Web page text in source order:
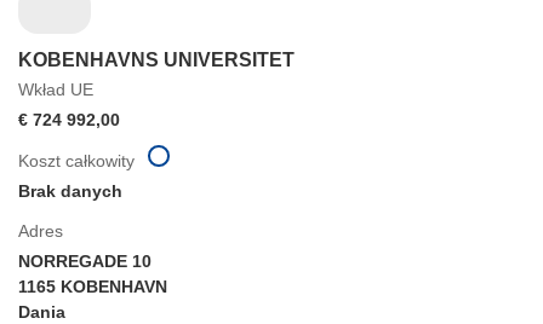
KOBENHAVNS UNIVERSITET
Wkład UE
€ 724 992,00
Adres
NORREGADE 10
1165 KOBENHAVN
Dania
Koszt całkowity
Brak danych